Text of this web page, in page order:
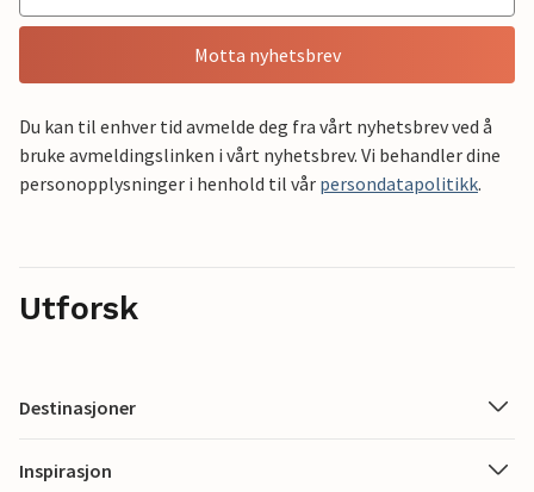
Motta nyhetsbrev
Du kan til enhver tid avmelde deg fra vårt nyhetsbrev ved å
bruke avmeldingslinken i vårt nyhetsbrev. Vi behandler dine
personopplysninger i henhold til vår persondatapolitikk.
Utforsk
Destinasjoner
Inspirasjon